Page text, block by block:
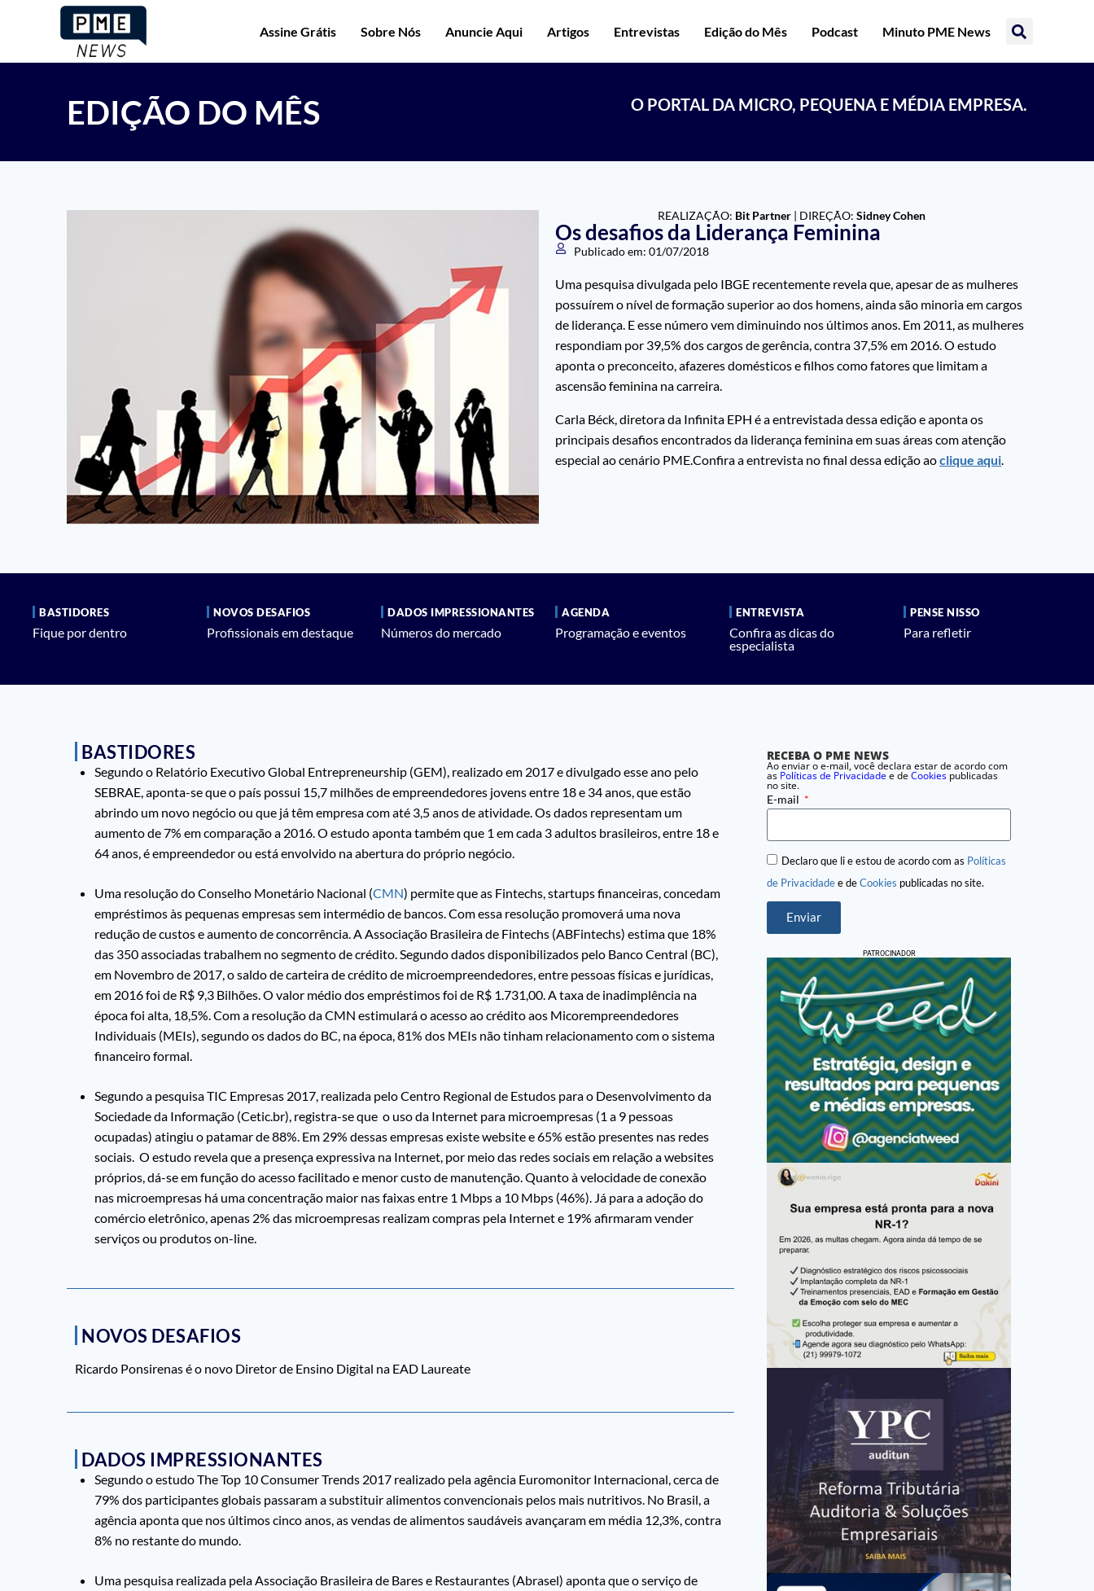
Assine Grátis Sobre Nós Anuncie Aqui Artigos Entrevistas Edição do Mês Podcast Minuto PME News
EDIÇÃO DO MÊS O PORTAL DA MICRO, PEQUENA E MÉDIA EMPRESA.
REALIZAÇÃO: Bit Partner| DIREÇÃO: Sidney Cohen
Os desafios da Liderança Feminina
Publicado em: 01/07/2018
Uma pesquisa divulgada pelo IBGE recentemente revela que, apesar de as mulheres
possuírem o nível de formação superior ao dos homens, ainda são minoria em cargos
de liderança. E esse número vem diminuindo nos últimos anos. Em 2011, as mulheres
respondiam por 39,5% dos cargos de gerência, contra 37,5% em 2016. O estudo
aponta o preconceito, afazeres domésticos e filhos como fatores que limitam a
ascensão feminina na carreira.
Carla Béck, diretora da Infinita EPH é a entrevistada dessa edição e aponta os
principais desafios encontrados da liderança feminina em suas áreas com atenção
especial ao cenário PME.Confira a entrevista no final dessa edição aoclique aqui.
BASTIDORES
Fique por dentro
NOVOS DESAFIOS
Profissionais em destaque
DADOS IMPRESSIONANTES
Números do mercado
AGENDA
Programação e eventos
ENTREVISTA
Confira as dicas do
especialista
PENSE NISSO
Para refletir
BASTIDORES
Segundo o Relatório Executivo Global Entrepreneurship (GEM), realizado em 2017 e divulgado esse ano pelo
SEBRAE, aponta-se que o país possui 15,7 milhões de empreendedores jovens entre 18 e 34 anos, que estão
abrindo um novo negócio ou que já têm empresa com até 3,5 anos de atividade. Os dados representam um
aumento de 7% em comparação a 2016. O estudo aponta também que 1 em cada 3 adultos brasileiros, entre 18 e
64 anos, é empreendedor ou está envolvido na abertura do próprio negócio.
Uma resolução do Conselho Monetário Nacional (CMN) permite que as Fintechs, startups financeiras, concedam
empréstimos às pequenas empresas sem intermédio de bancos. Com essa resolução promoverá uma nova
redução de custos e aumento de concorrência. A Associação Brasileira de Fintechs (ABFintechs) estima que 18%
das 350 associadas trabalhem no segmento de crédito. Segundo dados disponibilizados pelo Banco Central (BC),
em Novembro de 2017, o saldo de carteira de crédito de microempreendedores, entre pessoas físicas e jurídicas,
em 2016 foi de R$ 9,3 Bilhões. O valor médio dos empréstimos foi de R$ 1.731,00. A taxa de inadimplência na
época foi alta, 18,5%. Com a resolução da CMN estimulará o acesso ao crédito aos Micorempreendedores
Individuais (MEIs), segundo os dados do BC, na época, 81% dos MEIs não tinham relacionamento com o sistema
financeiro formal.
Segundo a pesquisa TIC Empresas 2017, realizada pelo Centro Regional de Estudos para o Desenvolvimento da
Sociedade da Informação (Cetic.br), registra-se que o uso da Internet para microempresas (1 a 9 pessoas
ocupadas) atingiu o patamar de 88%. Em 29% dessas empresas existe website e 65% estão presentes nas redes
sociais. O estudo revela que a presença expressiva na Internet, por meio das redes sociais em relação a websites
próprios, dá-se em função do acesso facilitado e menor custo de manutenção. Quanto à velocidade de conexão
nas microempresas há uma concentração maior nas faixas entre 1 Mbps a 10 Mbps (46%). Já para a adoção do
comércio eletrônico, apenas 2% das microempresas realizam compras pela Internet e 19% afirmaram vender
serviços ou produtos on-line.
NOVOS DESAFIOS
Ricardo Ponsirenas é o novo Diretor de Ensino Digital na EAD Laureate
DADOS IMPRESSIONANTES
Segundo o estudo The Top 10 Consumer Trends 2017 realizado pela agência Euromonitor Internacional, cerca de
79% dos participantes globais passaram a substituir alimentos convencionais pelos mais nutritivos. No Brasil, a
agência aponta que nos últimos cinco anos, as vendas de alimentos saudáveis avançaram em média 12,3%, contra
8% no restante do mundo.
Uma pesquisa realizada pela Associação Brasileira de Bares e Restaurantes (Abrasel) aponta que o serviço de
RECEBA O PME NEWS
Ao enviar o e-mail, você declara estar de acordo com
as Políticas de Privacidadee deCookies publicadas
no site.
E-mail
Declaro que li e estou de acordo com as Políticas
de Privacidadee deCookies publicadas no site.
Enviar
PATROCINADOR